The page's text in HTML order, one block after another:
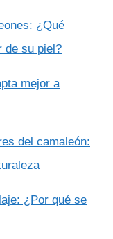
¿Qué
de su piel?
mejor a
del camaleón:
¿Por qué se